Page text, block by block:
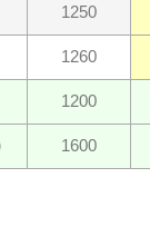
1250
1260
1200
1600